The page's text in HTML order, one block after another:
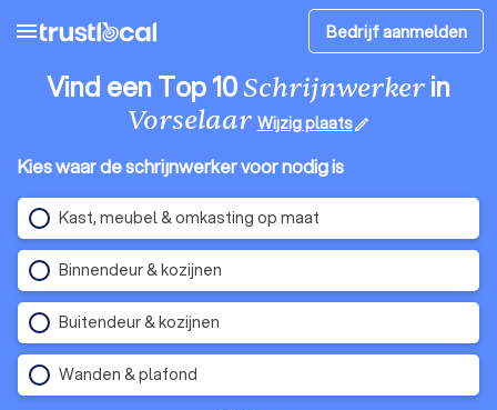
menu Bedrijf aanmelden
Vind een Top 10Schrijnwerkerin
Vorselaar Wijzig plaatsedit
Kies waar de schrijnwerker voor nodig is
Kast, meubel & omkasting op maat
Binnendeur & kozijnen
Buitendeur & kozijnen
Wanden & plafond